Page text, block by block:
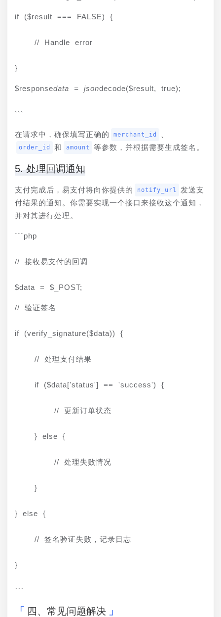
if ($result === FALSE) {
    // Handle error
}
$responsedata = jsondecode($result, true);
```
在请求中，确保填写正确的 merchant_id
order_id 和 amount 等参数，并根据需要生成签名。
5. 处理回调通知
支付完成后，易支付将向你提供的 notify_url
发送支
付结果的通知。你需要实现一个接口来接收这个通知，
并对其进行处理。
```php
// 接收易支付的回调
$data = $_POST;
// 验证签名
if (verify_signature($data)) {
    // 处理支付结果
    if ($data['status'] == 'success') {
        // 更新订单状态
    } else {
        // 处理失败情况
    }
} else {
    // 签名验证失败，记录日志
}
```
四、常见问题解决